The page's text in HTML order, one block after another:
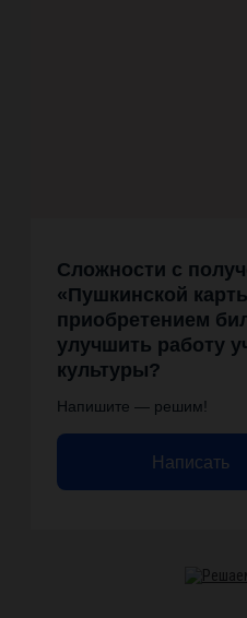
Сложности с
«Пушкинской
приобретением
улучшить работу
культуры?
Напишите — решим!
Написать